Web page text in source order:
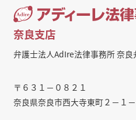
奈良支店
弁護士法人AdIre法律事務所 奈良
〒６３１－０８２１
奈良県奈良市西大寺東町２－１